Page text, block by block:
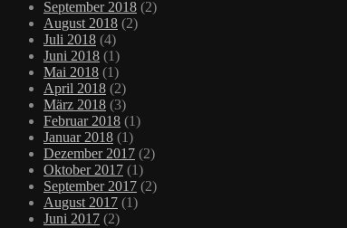
September 2018 (2)
August 2018 (2)
Juli 2018 (4)
Juni 2018 (1)
Mai 2018 (1)
April 2018 (2)
März 2018 (3)
Februar 2018 (1)
Januar 2018 (1)
Dezember 2017 (2)
Oktober 2017 (1)
September 2017 (2)
August 2017 (1)
Juni 2017 (2)